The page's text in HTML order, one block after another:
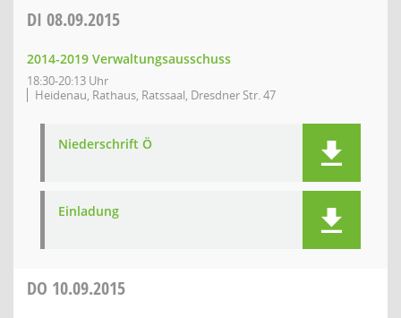
DI 08.09.2015
2014-2019 Verwaltungsausschuss
18:30-20:13 Uhr
Heidenau, Rathaus, Ratssaal, Dresdner Str. 47
Niederschrift Ö
Einladung
DO 10.09.2015